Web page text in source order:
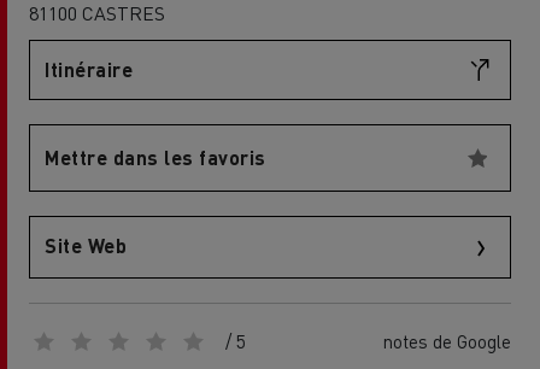
81100 CASTRES
Itinéraire
Mettre dans les favoris
Site Web
/ 5 notes de Google